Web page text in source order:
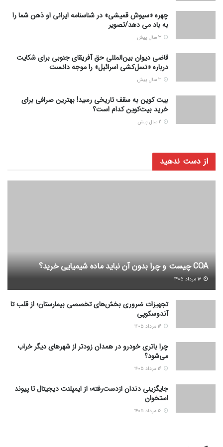
چهره «سیوش قمیشی» در شناسنامه ایرانی او ذهن شما را
به باد می دهد/تصویر
قاضی دیوان بین‌المللی حق آفریقای جنوبی برای شکایت
درباره «نسل‌کشی اسرائیل» را موجه دانست
بیت کوین به سقف تاریخی رسید! بهترین صرافی برای
خرید بیت‌کوین کدام است؟
از دست ندهید
COA چیست و چرا بدون آن نباید ماده شیمیایی خرید؟
تجهیزات ضروری بخش‌های تخصصی بیمارستان؛ از قلب تا
آندوسکوپی
چرا باتری خودرو در همدان زودتر از شهرهای دیگر خراب
می‌شود؟
جایگزینی دندان ازدست‌رفته؛ از ایمپلنت دیجیتال تا پیوند
استخوان